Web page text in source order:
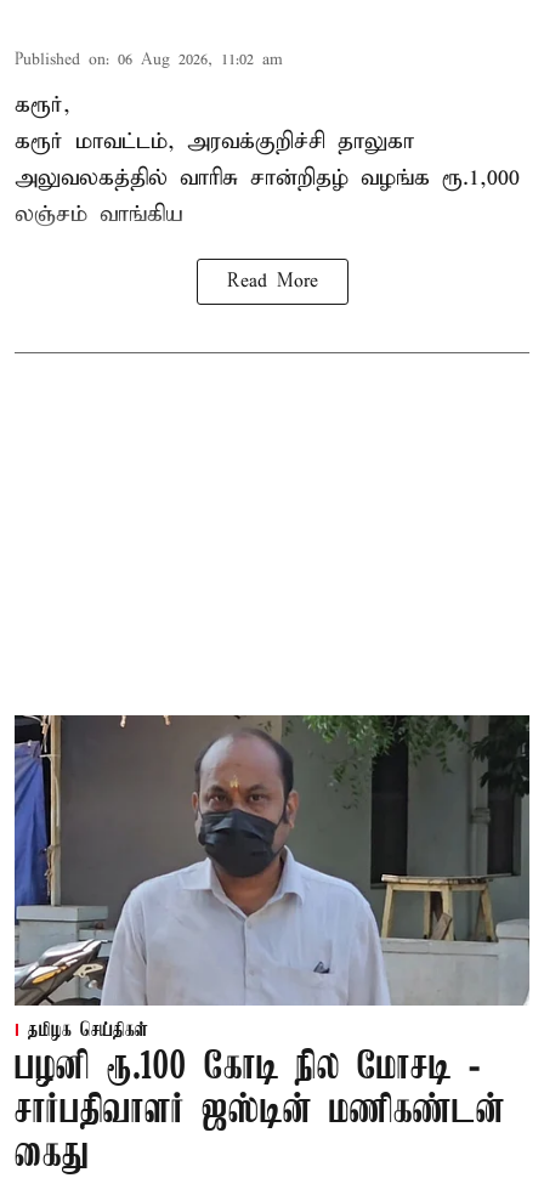
Published on: 06 Aug 2026, 11:02 am
கரூர்,
கரூர் மாவட்டம், அரவக்குறிச்சி தாலுகா
அலுவலகத்தில் வாரிசு சான்றிதழ் வழங்க ரூ.1,000
லஞ்சம் வாங்கிய
Read More
தமிழக செய்திகள்
பழனி ரூ.100 கோடி நில மோசடி -
சார்பதிவாளர் ஜஸ்டின் மணிகண்டன்
கைது